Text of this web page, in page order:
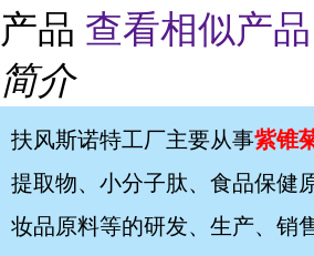
产品 查看相似产
简介
扶风斯诺特工厂主要从事紫锥
提取物、小分子肽、食品保健
妆品原料等的研发、生产、销